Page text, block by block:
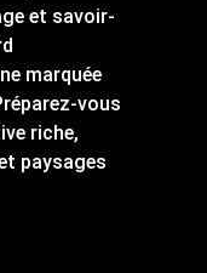
et savoir-
marquée
vous
riche,
paysages